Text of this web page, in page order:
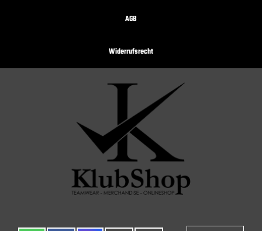
AGB
Widerrufsrecht